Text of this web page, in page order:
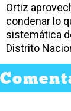
Ortiz
condenar lo
sistemática
Distrito